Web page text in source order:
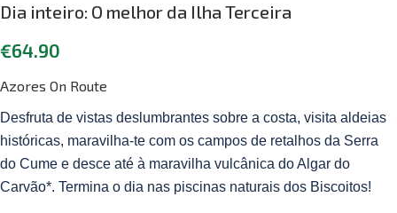
Dia inteiro: O melhor da Ilha Terceira
€64.90
Azores On Route
Desfruta de vistas deslumbrantes sobre a costa, visita aldeias
históricas, maravilha-te com os campos de retalhos da Serra
do Cume e desce até à maravilha vulcânica do Algar do
Carvão*. Termina o dia nas piscinas naturais dos Biscoitos!